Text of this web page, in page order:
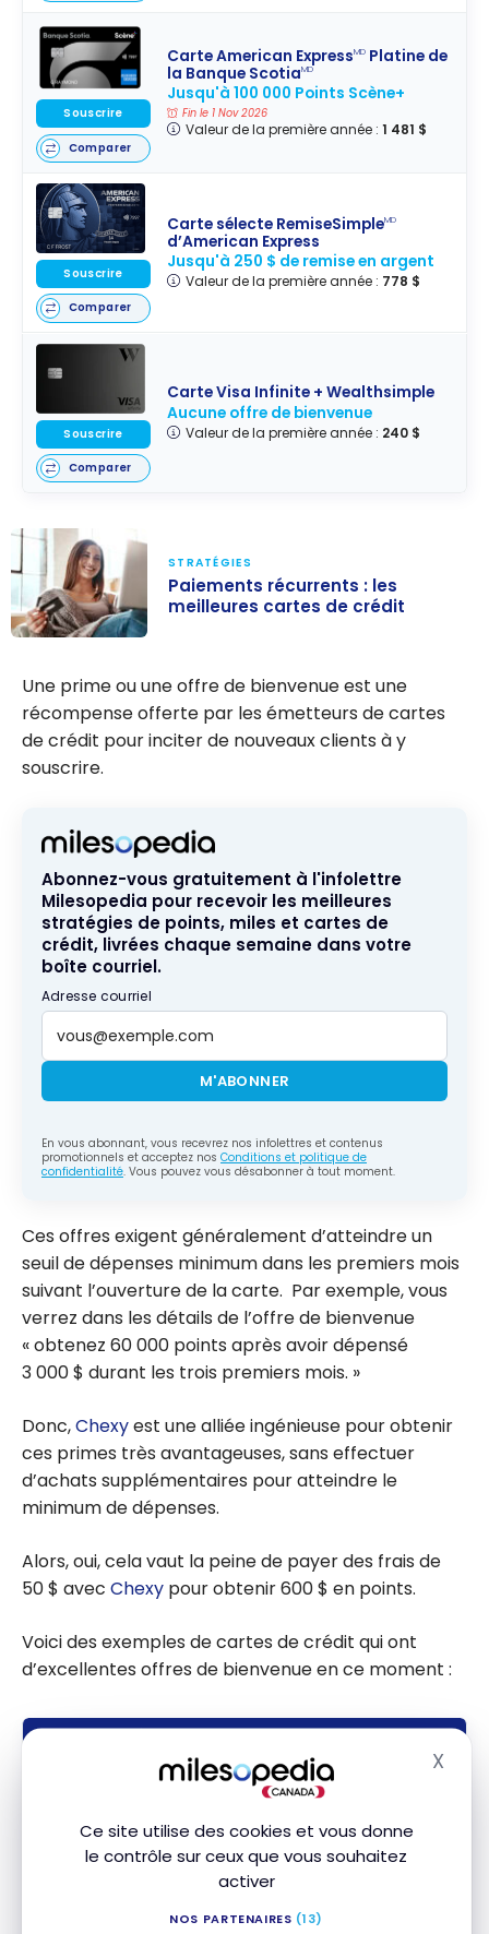
Ce site utilise des cookies et vous donne
le contrôle sur ceux que vous souhaitez
activer
NOS PARTENAIRES (13)
X
Carte American ExpressMD Platine de
la Banque ScotiaMD
Jusqu'à 100 000 Points Scène+
Fin le 1 Nov 2026
Valeur de la première année : 1 481 $
Souscrire
Comparer
Carte sélecte RemiseSimpleMD
d’American Express
Jusqu'à 250 $ de remise en argent
Valeur de la première année : 778 $
Souscrire
Comparer
Carte Visa Infinite + Wealthsimple
Aucune offre de bienvenue
Valeur de la première année : 240 $
Souscrire
Comparer
récurrents : les
meilleures
cartes de
crédit
STRATÉGIES
Paiements récurrents : les
meilleures cartes de crédit
Une prime ou une offre de bienvenue est une
récompense offerte par les émetteurs de cartes
de crédit pour inciter de nouveaux clients à y
souscrire.
Abonnez-vous gratuitement à l'infolettre
Milesopedia pour recevoir les meilleures
stratégies de points, miles et cartes de
crédit, livrées chaque semaine dans votre
boîte courriel.
Adresse courriel
M'ABONNER
En vous abonnant, vous recevrez nos infolettres et contenus
promotionnels et acceptez nos Conditions et politique de
confidentialité. Vous pouvez vous désabonner à tout moment.
Ces offres exigent généralement d’atteindre un
seuil de dépenses minimum dans les premiers mois
suivant l’ouverture de la carte. Par exemple, vous
verrez dans les détails de l’offre de bienvenue
« obtenez 60 000 points après avoir dépensé
3 000 $ durant les trois premiers mois. »
Donc,Chexyest une alliée ingénieuse pour obtenir
ces primes très avantageuses, sans effectuer
d’achats supplémentaires pour atteindre le
minimum de dépenses.
Alors, oui, cela vaut la peine de payer des frais de
50 $ avec Chexy pour obtenir 600 $ en points.
Voici des exemples de cartes de crédit qui ont
d’excellentes offres de bienvenue en ce moment :
la Banque Nationale
Aucuns frais la première année
Fin le 4 Nov 2026
Valeur de la première année :
Souscrire